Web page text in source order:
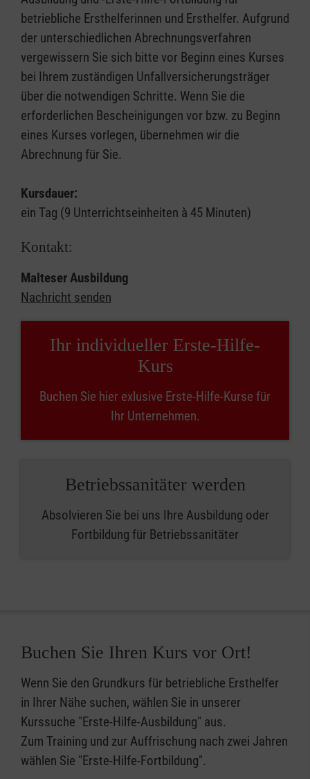
betriebliche Ersthelferinnen und Ersthelfer. Aufgrund
der unterschiedlichen Abrechnungsverfahren
vergewissern Sie sich bitte vor Beginn eines Kurses
bei Ihrem zuständigen Unfallversicherungsträger
über die notwendigen Schritte. Wenn Sie die
erforderlichen Bescheinigungen vor bzw. zu Beginn
eines Kurses vorlegen, übernehmen wir die
Abrechnung für Sie.
Kursdauer:
ein Tag (9 Unterrichtseinheiten à 45 Minuten)
Kontakt:
Malteser Ausbildung
Nachricht senden
Ihr individueller Erste-Hilfe-
Kurs
Buchen Sie hier exlusive Erste-Hilfe-Kurse für
Ihr Unternehmen.
Betriebssanitäter werden
Absolvieren Sie bei uns Ihre Ausbildung oder
Fortbildung für Betriebssanitäter
Buchen Sie Ihren Kurs vor Ort!
Wenn Sie den Grundkurs für betriebliche Ersthelfer
in Ihrer Nähe suchen, wählen Sie in unserer
Kurssuche "Erste-Hilfe-Ausbildung" aus.
Zum Training und zur Auffrischung nach zwei Jahren
wählen Sie "Erste-Hilfe-Fortbildung".